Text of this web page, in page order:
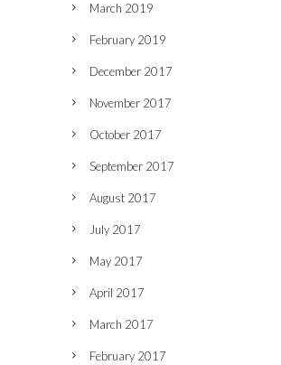
March 2019
February 2019
December 2017
November 2017
October 2017
September 2017
August 2017
July 2017
May 2017
April 2017
March 2017
February 2017